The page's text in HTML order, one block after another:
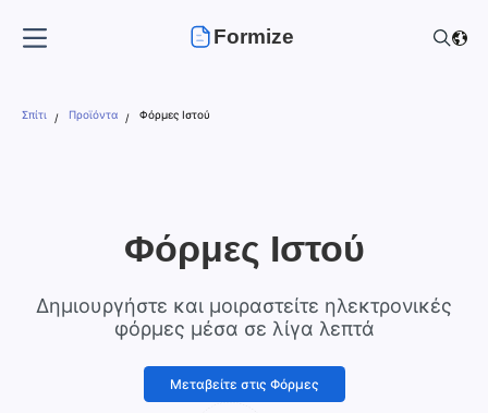
Formize
Σπίτι Προϊόντα Φόρμες Ιστού
Φόρμες Ιστού
Δημιουργήστε και μοιραστείτε ηλεκτρονικές
φόρμες μέσα σε λίγα λεπτά
Μεταβείτε στις Φόρμες